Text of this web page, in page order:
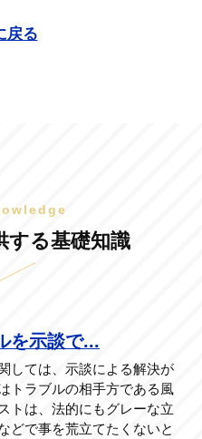
戻る
する基礎知識
を示談で...
しては、示談による解決が
トラブルの相手方である風
トは、法的にもグレーな立
どで事を荒立てたくないと